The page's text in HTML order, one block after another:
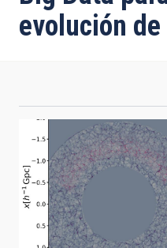
de
ayuda
navegación
evolución